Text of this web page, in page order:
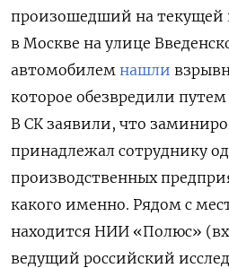
произошедший на текущей
в Москве на улице
автомобилем нашли
которое обезвредили
В СК заявили, что
принадлежал сотруднику
производственных
какого именно. Рядом с
находится НИИ «Полюс»
ведущий российский